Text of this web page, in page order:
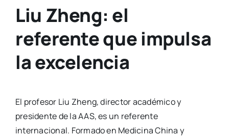
Liu Zheng: el
referente que impulsa
la excelencia
El profesor Liu Zheng, director académico y
presidente de la AAS, es un referente
internacional. Formado en Medicina China y